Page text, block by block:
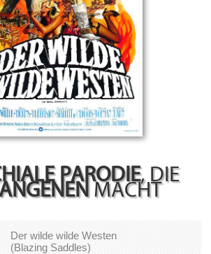
PARODIE, DIE
MACHT
Der wilde wilde Westen
(Blazing Saddles)